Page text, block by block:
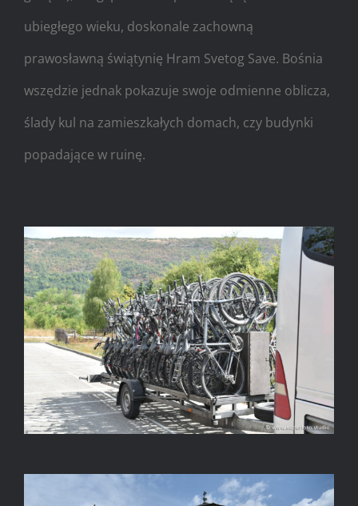
ubiegłego wieku, doskonale zachowną
prawosławną świątynię Hram Svetog Save. Bośnia
wszędzie jednak pokazuje swoje odmienne oblicza,
ślady kul na zamieszkałych domach, czy budynki
popadające w ruinę.